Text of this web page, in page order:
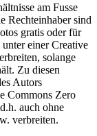
am Fusse
Rechteinhaber sind
gratis oder für
einer Creative
solange
Zu diesen
Autors
Commons Zero
auch ohne
verbreiten.